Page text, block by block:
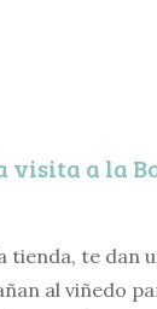
visita a la
tienda, te dan
al viñedo